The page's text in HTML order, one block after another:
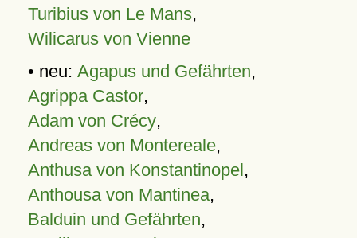
Turibius von Le Mans,
Wilicarus von Vienne
• neu: Agapus und Gefährten,
Agrippa Castor,
Adam von Crécy,
Andreas von Montereale,
Anthusa von Konstantinopel,
Anthousa von Mantinea,
Balduin und Gefährten,